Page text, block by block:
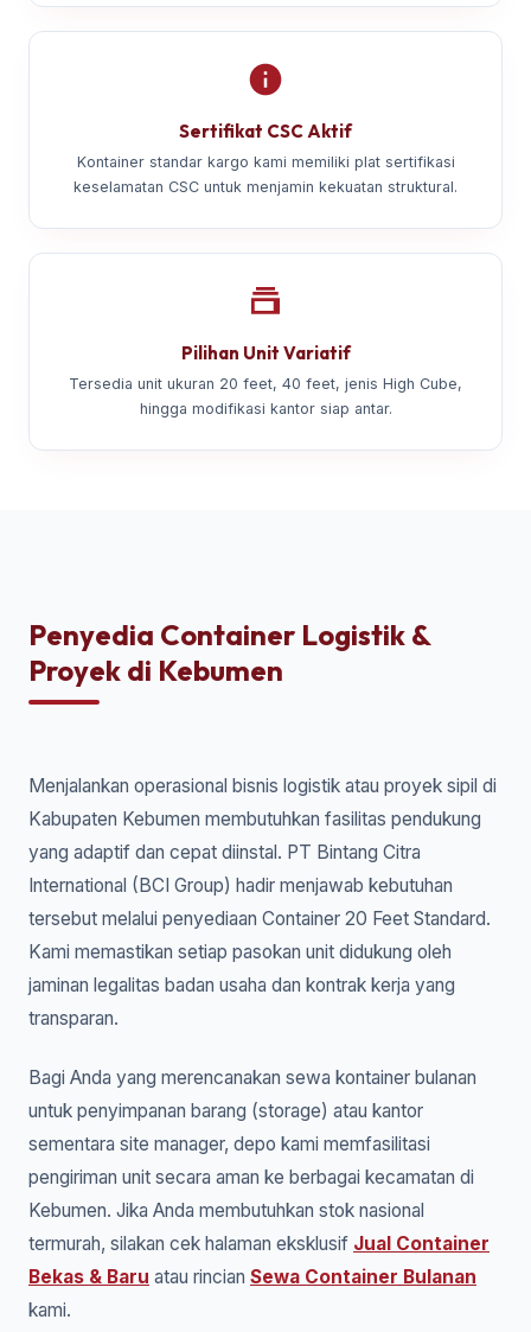
Sertifikat CSC Aktif
Kontainer standar kargo kami memiliki plat sertifikasi
keselamatan CSC untuk menjamin kekuatan struktural.
Pilihan Unit Variatif
Tersedia unit ukuran 20 feet, 40 feet, jenis High Cube,
hingga modifikasi kantor siap antar.
Penyedia Container Logistik &
Proyek di Kebumen
Menjalankan operasional bisnis logistik atau proyek sipil di
Kabupaten Kebumen membutuhkan fasilitas pendukung
yang adaptif dan cepat diinstal. PT Bintang Citra
International (BCI Group) hadir menjawab kebutuhan
tersebut melalui penyediaan Container 20 Feet Standard.
Kami memastikan setiap pasokan unit didukung oleh
jaminan legalitas badan usaha dan kontrak kerja yang
transparan.
Bagi Anda yang merencanakan sewa kontainer bulanan
untuk penyimpanan barang (storage) atau kantor
sementara site manager, depo kami memfasilitasi
pengiriman unit secara aman ke berbagai kecamatan di
Kebumen. Jika Anda membutuhkan stok nasional
termurah, silakan cek halaman eksklusif Jual Container
Bekas & Baru atau rincian Sewa Container Bulanan
kami.